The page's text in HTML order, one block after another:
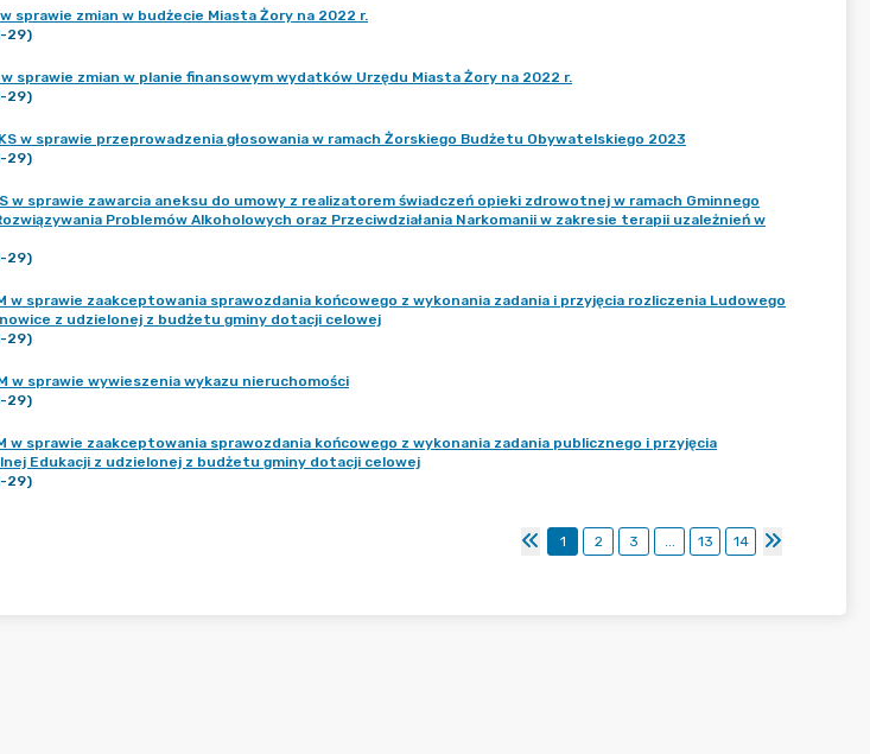
sprawie zmian w budżecie Miasta Żory na 2022 r.
29)
sprawie zmian w planie finansowym wydatków Urzędu Miasta Żory na 2022 r.
29)
w sprawie przeprowadzenia głosowania w ramach Żorskiego Budżetu Obywatelskiego 2023
29)
w sprawie zawarcia aneksu do umowy z realizatorem świadczeń opieki zdrowotnej w ramach Gminnego
Problemów Alkoholowych oraz Przeciwdziałania Narkomanii w zakresie terapii uzależnień w
29)
w sprawie zaakceptowania sprawozdania końcowego z wykonania zadania i przyjęcia rozliczenia Ludowego
z udzielonej z budżetu gminy dotacji celowej
29)
w sprawie wywieszenia wykazu nieruchomości
29)
w sprawie zaakceptowania sprawozdania końcowego z wykonania zadania publicznego i przyjęcia
Edukacji z udzielonej z budżetu gminy dotacji celowej
29)
1 2 3 ... 13 14